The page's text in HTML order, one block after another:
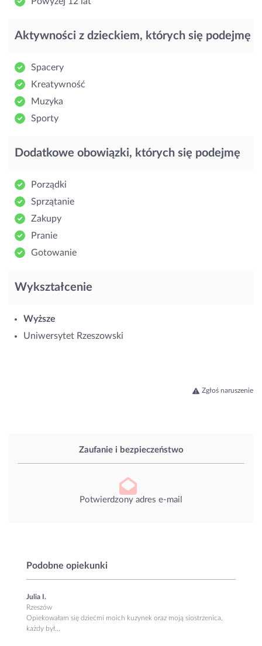
Zaufanie i bezpieczeństwo
Potwierdzony adres e-mail
Podobne opiekunki
Julia I.
Rzeszów
Opiekowałam się dziećmi moich kuzynek oraz moją siostrzenica,
każdy był...
Aktywności z dzieckiem, których się podejmę
Spacery
Kreatywność
Muzyka
Sporty
Dodatkowe obowiązki, których się podejmę
Porządki
Sprzątanie
Zakupy
Pranie
Gotowanie
Wykształcenie
Wyższe
Uniwersytet Rzeszowski
Zgłoś naruszenie